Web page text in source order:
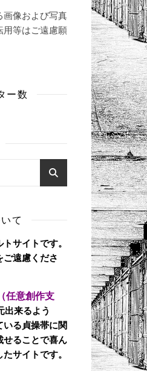
画像および写真
用等はご遠慮願
ー数
て
サイトです。
ご遠慮くださ
任意創作支
出来るよう
いる貞操帯に関
せることで喜ん
サイトです。